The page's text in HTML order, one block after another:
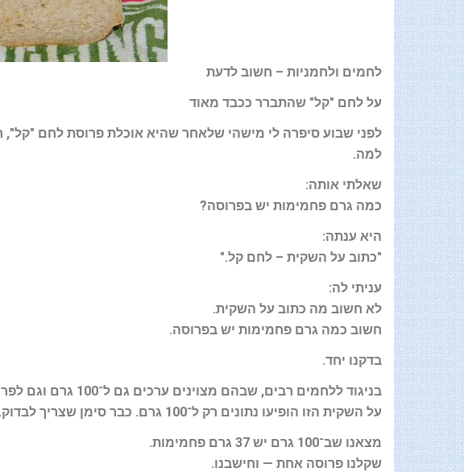
לחמים ולחמניות – חשוב לדעת
על לחם "קל" שהתברר ככבד מאוד
לפני שבוע סיפרה לי מישהי שלאחר שהיא אוכלת פרוסת לחם "קל",
למה.
שאלתי אותה:
כמה גרם פחמימות יש בפרוסה?
היא ענתה:
"כתוב על השקית – לחם קל."
עניתי לה:
לא חשוב מה כתוב על השקית.
חשוב כמה גרם פחמימות יש בפרוסה.
בדקנו יחד.
בניגוד ללחמים רבים, שבהם מצוינים ערכים גם ל־100 גרם וגם לפרוסה
על השקית הזו הופיעו נתונים רק ל־100 גרם. כבר סימן שצריך לבדוק
.
מצאנו שב־100 גרם יש 37 גרם פחמימות
.
שקלנו פרוסה אחת — וחישבנו.